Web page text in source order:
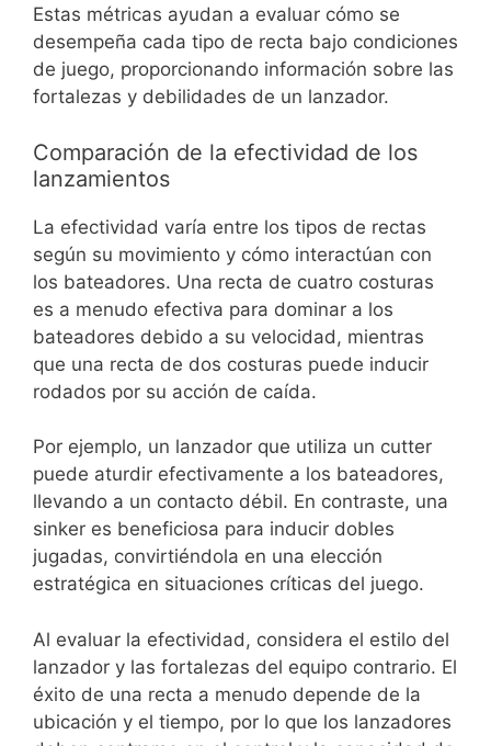
Estas métricas ayudan a evaluar cómo se
desempeña cada tipo de recta bajo condiciones
de juego, proporcionando información sobre las
fortalezas y debilidades de un lanzador.
Comparación de la efectividad de los
lanzamientos
La efectividad varía entre los tipos de rectas
según su movimiento y cómo interactúan con
los bateadores. Una recta de cuatro costuras
es a menudo efectiva para dominar a los
bateadores debido a su velocidad, mientras
que una recta de dos costuras puede inducir
rodados por su acción de caída.
Por ejemplo, un lanzador que utiliza un cutter
puede aturdir efectivamente a los bateadores,
llevando a un contacto débil. En contraste, una
sinker es beneficiosa para inducir dobles
jugadas, convirtiéndola en una elección
estratégica en situaciones críticas del juego.
Al evaluar la efectividad, considera el estilo del
lanzador y las fortalezas del equipo contrario. El
éxito de una recta a menudo depende de la
ubicación y el tiempo, por lo que los lanzadores